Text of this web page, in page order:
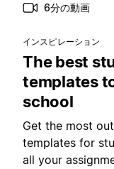
6分の動画
インスピレーション
The best
templates
school
Get the most
templates for
all your